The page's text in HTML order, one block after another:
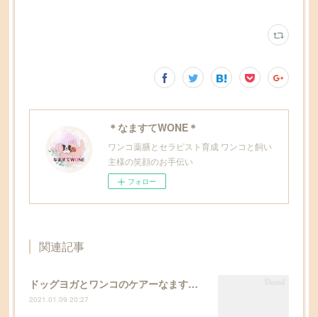
＊なますてWONE＊
ワンコ薬膳とセラピスト育成 ワンコと飼い
主様の笑顔のお手伝い
フォロー
関連記事
ドッグヨガとワンコのケアーなますてwoneー
2021.01.09 20:27